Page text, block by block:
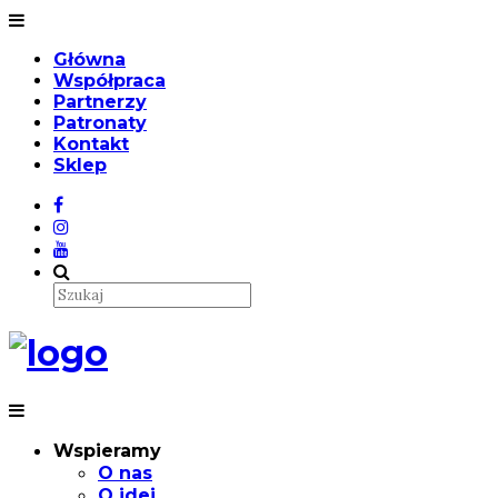
Główna
Współpraca
Partnerzy
Patronaty
Kontakt
Sklep
Wspieramy
O nas